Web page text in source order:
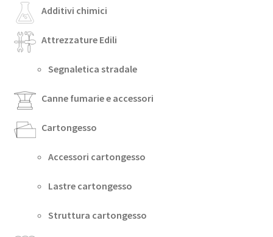
Additivi chimici
Attrezzature Edili
Segnaletica stradale
Canne fumarie e accessori
Cartongesso
Accessori cartongesso
Lastre cartongesso
Struttura cartongesso